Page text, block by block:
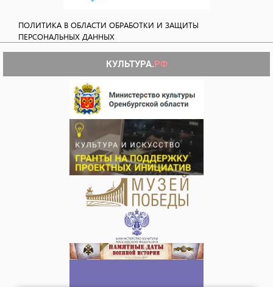
ПОЛИТИКА В ОБЛАСТИ ОБРАБОТКИ И ЗАЩИТЫ
ПЕРСОНАЛЬНЫХ ДАННЫХ